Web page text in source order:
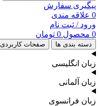
پیگیری سفارش
0 علاقه مندی
ورود / ثبت نام
0 محصول 0 تومان
دسته بندی ها صفحات کاربردی
زبان انگلیسی
زبان آلمانی
زبان فرانسوی